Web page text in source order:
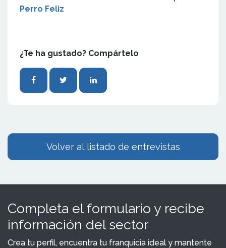
Perro Feliz
¿Te ha gustado? Compártelo
Volver al listado de entrevistas
Completa el formulario y recibe
información del sector
Crea tu perfil, encuentra tu franquicia ideal y mantente